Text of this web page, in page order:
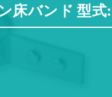
床バンド 型式